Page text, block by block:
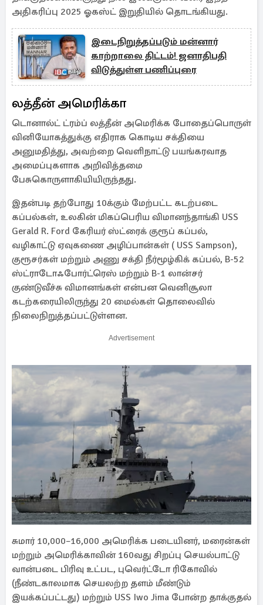
அதிகரிப்பு 2025 ஓகஸ்ட் இறுதியில் தொடங்கியது.
இடைநிறுத்தப்படும் மன்னார்
காற்றாலை திட்டம்! ஜனாதிபதி
விடுத்துள்ள பணிப்புரை
லத்தீன் அமெரிக்கா
டொனால்ட் ட்ரம்ப் லத்தீன் அமெரிக்க போதைப்பொருள்
வினியோகத்துக்கு எதிராக கொடிய சக்தியை
அனுமதித்து, அவற்றை வெளிநாட்டு பயங்கரவாத
அமைப்புகளாக அறிவித்தமை
பேசுகொருளாகியியிருந்தது.
இதன்படி தற்போது 10க்கும் மேற்பட்ட கடற்படை
கப்பல்கள், உலகின் மிகப்பெரிய விமானந்தாங்கி USS
Gerald R. Ford கேரியர் ஸ்ட்ரைக் குரூப் கப்பல்,
வழிகாட்டு ஏவுகணை அழிப்பான்கள் ( USS Sampson),
குரூசர்கள் மற்றும் அணு சக்தி நீர்மூழ்கிக் கப்பல், B-52
ஸ்ட்ராடோஃபோர்ட்ரெஸ் மற்றும் B-1 லான்சர்
குண்டுவீச்சு விமானங்கள் என்பன வெனிசூலா
கடற்கரையிலிருந்து 20 மைல்கள் தொலைவில்
நிலைநிறுத்தப்பட்டுள்ளன.
Advertisement
சுமார் 10,000–16,000 அமெரிக்க படையினர், மரைன்கள்
மற்றும் அமெரிக்காவின் 160வது சிறப்பு செயல்பாட்டு
வான்படை பிரிவு உட்பட, புவெர்ட்டோ ரிகோவில்
(நீண்டகாலமாக செயலற்ற தளம் மீண்டும்
இயக்கப்பட்டது) மற்றும் USS Iwo Jima போன்ற தாக்குதல்